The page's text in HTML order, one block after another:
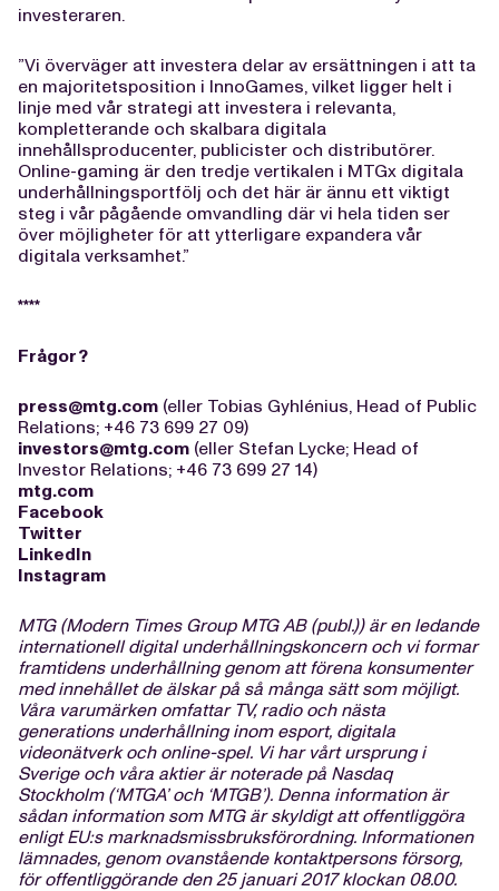
investeraren.
”Vi överväger att investera delar av ersättningen i att ta
en majoritetsposition i InnoGames, vilket ligger helt i
linje med vår strategi att investera i relevanta,
kompletterande och skalbara digitala
innehållsproducenter, publicister och distributörer.
Online-gaming är den tredje vertikalen i MTGx digitala
underhållningsportfölj och det här är ännu ett viktigt
steg i vår pågående omvandling där vi hela tiden ser
över möjligheter för att ytterligare expandera vår
digitala verksamhet.”
****
Frågor?
press@mtg.com (eller Tobias Gyhlénius, Head of Public
Relations; +46 73 699 27 09)
investors@mtg.com (eller Stefan Lycke; Head of
Investor Relations; +46 73 699 27 14)
mtg.com
Facebook
Twitter
LinkedIn
Instagram
MTG (Modern Times Group MTG AB (publ.)) är en ledande
internationell digital underhållningskoncern och vi formar
framtidens underhållning genom att förena konsumenter
med innehållet de älskar på så många sätt som möjligt.
Våra varumärken omfattar TV, radio och nästa
generations underhållning inom esport, digitala
videonätverk och online-spel. Vi har vårt ursprung i
Sverige och våra aktier är noterade på Nasdaq
Stockholm (‘MTGA’ och ‘MTGB’). Denna information är
sådan information som MTG är skyldigt att offentliggöra
enligt EU:s marknadsmissbruksförordning. Informationen
lämnades, genom ovanstående kontaktpersons försorg,
för offentliggörande den 25 januari 2017 klockan 08.00.